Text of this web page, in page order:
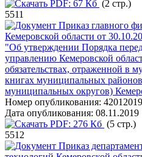
PDF: 67 Кб (2 стр.)
5511
Приказ главного
Кемеровской области от
"Об утверждении Порядка
управлению Кемеровской
обязательствах, отраженной в
книгах муниципальных
муниципальных округов)
Номер опубликования:
Дата опубликования: 08.11.2019
PDF: 276 Кб (5 стр.)
5512
Приказ